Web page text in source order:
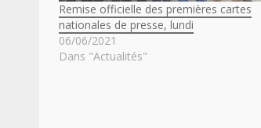
Remise officielle des premières cartes
nationales de presse, lundi
06/06/2021
Dans "Actualités"